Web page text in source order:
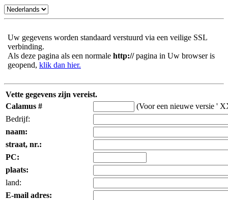
Uw gegevens worden standaard verstuurd via een veilige SSL
verbinding.
Als deze pagina als een normale http://pagina in Uw browser is
geopend, klik dan hier.
Vette gegevens zijn vereist.
Calamus #
(Voor een nieuwe versie '
Bedrijf:
naam:
straat, nr.:
PC:
plaats:
land:
E-mail adres: